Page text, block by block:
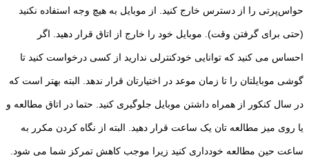
حواس‌پرتی را از دسترس خارج کنید. از موبایل به هیچ وجه استفاده نکنید
(حتی برای گرفتن وقت). موبایل خود را خارج از اتاق قرار دهید. اگر
احساس می کنید که توانایی خودکنترلی ندارید از کسی درخواست کنید تا
گوشی موبایلتان را تا زمان موعد در اختیارتان قرار ندهد. البته بهتر است که
در سال کنکور از همراه داشتن موبایل جلوگیری کنید. حتما در اتاق مطالعه و
یا روی میز مطالعه تان یک ساعت قرار دهید. البته از نگاه کردن مکرر به
ساعت حین مطالعه خودداری کنید زیرا موجب کاهش تمرکز شما می شود.